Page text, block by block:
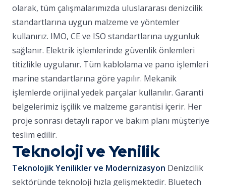
olarak, tüm çalışmalarımızda uluslararası denizcilik
standartlarına uygun malzeme ve yöntemler
kullanırız. IMO, CE ve ISO standartlarına uygunluk
sağlanır. Elektrik işlemlerinde güvenlik önlemleri
titizlikle uygulanır. Tüm kablolama ve pano işlemleri
marine standartlarına göre yapılır. Mekanik
işlemlerde orijinal yedek parçalar kullanılır. Garanti
belgelerimiz işçilik ve malzeme garantisi içerir. Her
proje sonrası detaylı rapor ve bakım planı müşteriye
teslim edilir.
Teknoloji ve Yenilik
Teknolojik Yenilikler ve Modernizasyon Denizcilik
sektöründe teknoloji hızla gelişmektedir. Bluetech